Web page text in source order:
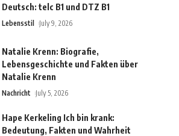
Deutsch: telc B1 und DTZ B1
Lebensstil July 9, 2026
Natalie Krenn: Biografie,
Lebensgeschichte und Fakten über
Natalie Krenn
Nachricht July 5, 2026
Hape Kerkeling Ich bin krank:
Bedeutung, Fakten und Wahrheit